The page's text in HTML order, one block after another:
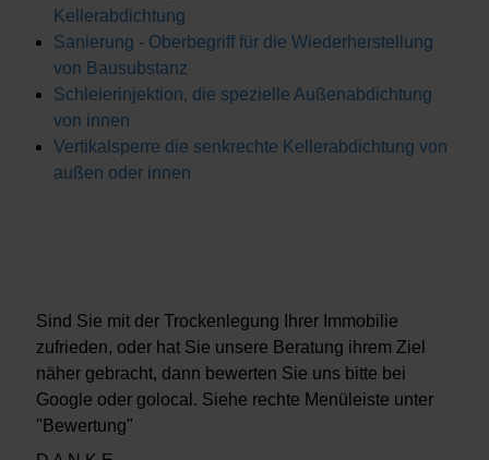
Kellerabdichtung
Sanierung - Oberbegriff für die Wiederherstellung
von Bausubstanz
Schleierinjektion, die spezielle Außenabdichtung
von innen
Vertikalsperre die senkrechte Kellerabdichtung von
außen oder innen
Sind Sie mit der Trockenlegung Ihrer Immobilie
zufrieden, oder hat Sie unsere Beratung ihrem Ziel
näher gebracht, dann bewerten Sie uns bitte bei
Google oder golocal. Siehe rechte Menüleiste unter
"Bewertung"